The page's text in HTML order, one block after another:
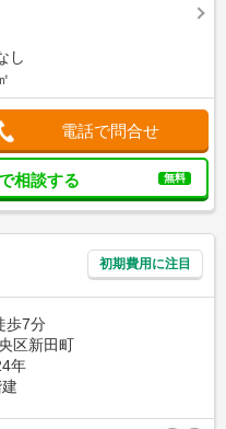
し
電話で問合せ
相談する 無料
初期費用に注目
歩7分
区新田町
年